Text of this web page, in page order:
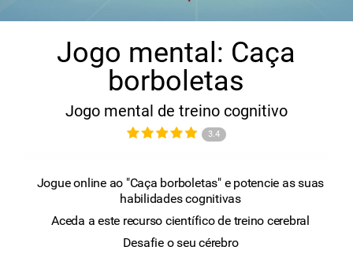
Jogo mental: Caça
borboletas
Jogo mental de treino cognitivo
3.4
Jogue online ao "Caça borboletas" e potencie as suas
habilidades cognitivas
Aceda a este recurso científico de treino cerebral
Desafie o seu cérebro